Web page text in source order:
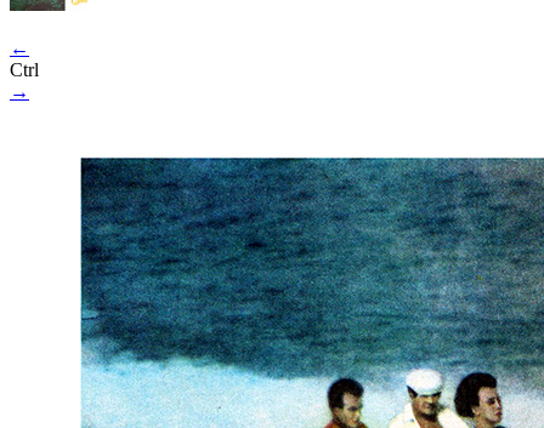
←
Ctrl
→